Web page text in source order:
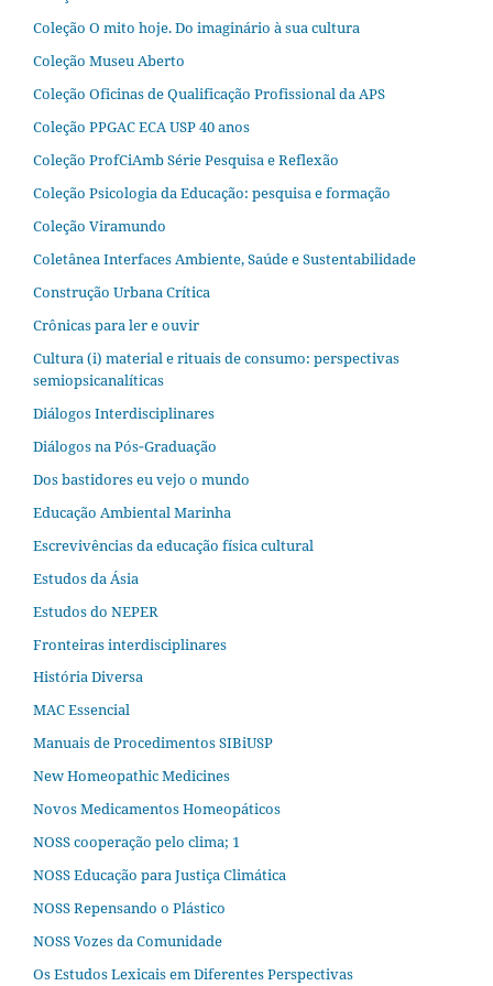
Coleção O mito hoje. Do imaginário à sua cultura
Coleção Museu Aberto
Coleção Oficinas de Qualificação Profissional da APS
Coleção PPGAC ECA USP 40 anos
Coleção ProfCiAmb Série Pesquisa e Reflexão
Coleção Psicologia da Educação: pesquisa e formação
Coleção Viramundo
Coletânea Interfaces Ambiente, Saúde e Sustentabilidade
Construção Urbana Crítica
Crônicas para ler e ouvir
Cultura (i) material e rituais de consumo: perspectivas
semiopsicanalíticas
Diálogos Interdisciplinares
Diálogos na Pós‐Graduação
Dos bastidores eu vejo o mundo
Educação Ambiental Marinha
Escrevivências da educação física cultural
Estudos da Ásia​
Estudos do NEPER
Fronteiras interdisciplinares
História Diversa
MAC Essencial
Manuais de Procedimentos SIBiUSP
New Homeopathic Medicines
Novos Medicamentos Homeopáticos
NOSS cooperação pelo clima; 1
NOSS Educação para Justiça Climática
NOSS Repensando o Plástico
NOSS Vozes da Comunidade
Os Estudos Lexicais em Diferentes Perspectivas